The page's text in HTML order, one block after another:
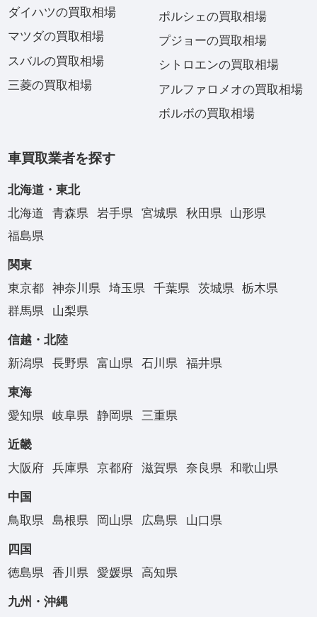
ダイハツの買取相場
マツダの買取相場
スバルの買取相場
三菱の買取相場
ポルシェの買取相場
プジョーの買取相場
シトロエンの買取相場
アルファロメオの買取相場
ボルボの買取相場
車買取業者を探す
北海道・東北
北海道
青森県 岩手県 宮城県 秋田県
山形県
福島県
関東
東京都
神奈川県 埼玉県 千葉県 茨城県
栃木県
群馬県
山梨県
信越・北陸
新潟県
長野県 富山県 石川県 福井県
東海
愛知県
岐阜県 静岡県 三重県
近畿
大阪府
兵庫県 京都府 滋賀県 奈良県 和歌山県
中国
鳥取県
島根県 岡山県 広島県 山口県
四国
徳島県
香川県 愛媛県 高知県
九州・沖縄